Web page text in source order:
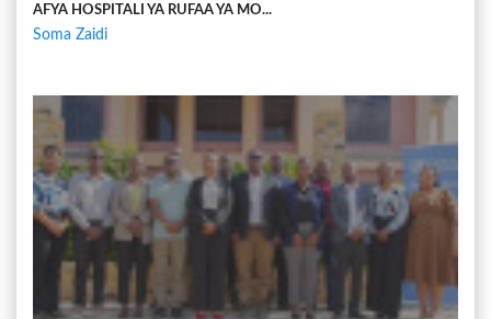
AFYA HOSPITALI YA RUFAA YA MO...
Soma Zaidi